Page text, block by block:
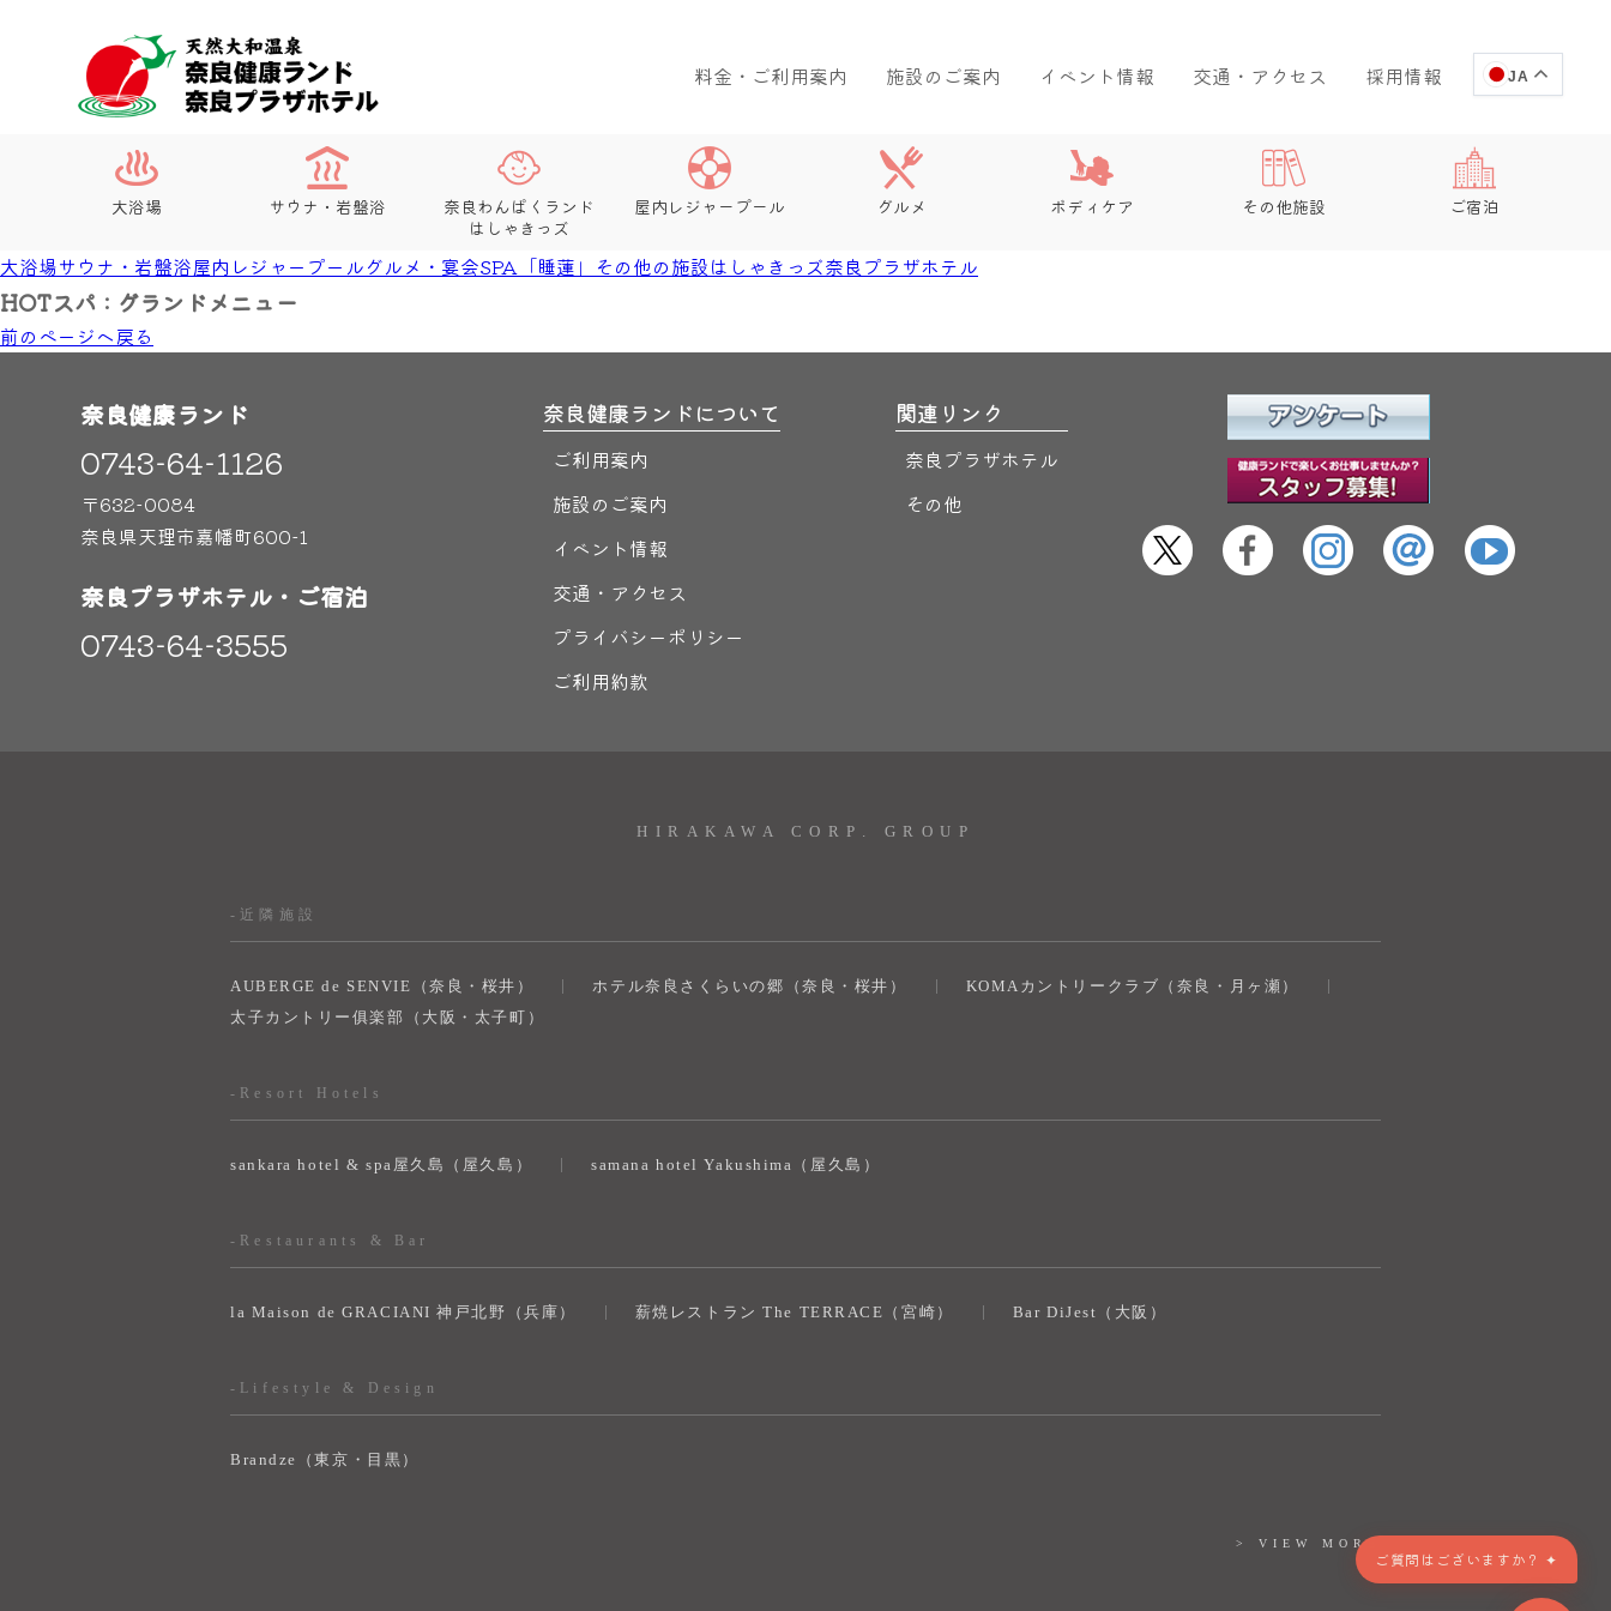
料金・ご利用案内 施設のご案内 イベント情報 交通・アクセス 採用情報 JA
大浴場 サウナ・岩盤浴
奈良わんぱくランド
はしゃきっズ
屋内レジャープール グルメ ボディケア その他施設 ご宿泊
大浴場サウナ・岩盤浴屋内レジャープールグルメ・宴会SPA「睡蓮」 その他の施設はしゃきっズ奈良プラザホテル
HOTスパ : グランドメニュー
前のページヘ戻る
奈良健康ランド
0743-64-1126
〒632-0084
奈良県天理市嘉幡町600-1
奈良プラザホテル・ご宿泊
0743-64-3555
奈良健康ランドについて
ご利用案内
施設のご案内
イベント情報
交通・アクセス
プライバシーポリシー
ご利用約款
関連リンク
奈良プラザホテル
その他
HIRAKAWA CORP. GROUP
-近隣施設
AUBERGE de SENVIE（奈良・桜井） ホテル奈良さくらいの郷（奈良・桜井）
KOMAカントリークラブ（奈良・月ヶ瀬）
太子カントリー俱楽部（大阪・太子町）
-Resort Hotels
sankara hotel & spa屋久島（屋久島） samana hotel Yakushima（屋久島）
-Restaurants & Bar
la Maison de GRACIANI 神戸北野（兵庫） 薪焼レストラン The TERRACE（宮崎） Bar DiJest（大阪）
-Lifestyle & Design
Brandze（東京・目黒）
> VIEW MORE
奈良健康ランド
AIコンシェルジュ